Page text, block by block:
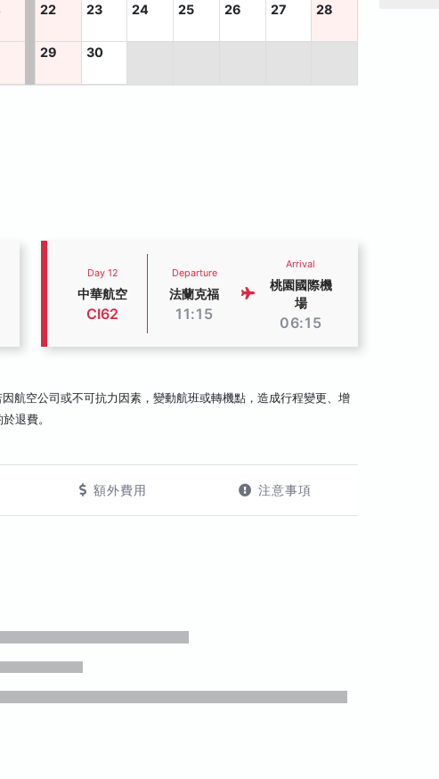
22 23 24 25 26 27 28
29 30
Day 12
中華航空
CI62
Departure
法蘭克福
11:15
Arrival
桃園國際機
場
06:15
航空公司或不可抗力因素，變動航班或轉機點，造成行程變更、增
退費。
額外費用 注意事項